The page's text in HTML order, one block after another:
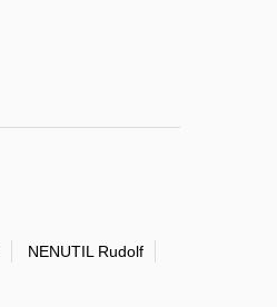
NENUTIL Rudolf